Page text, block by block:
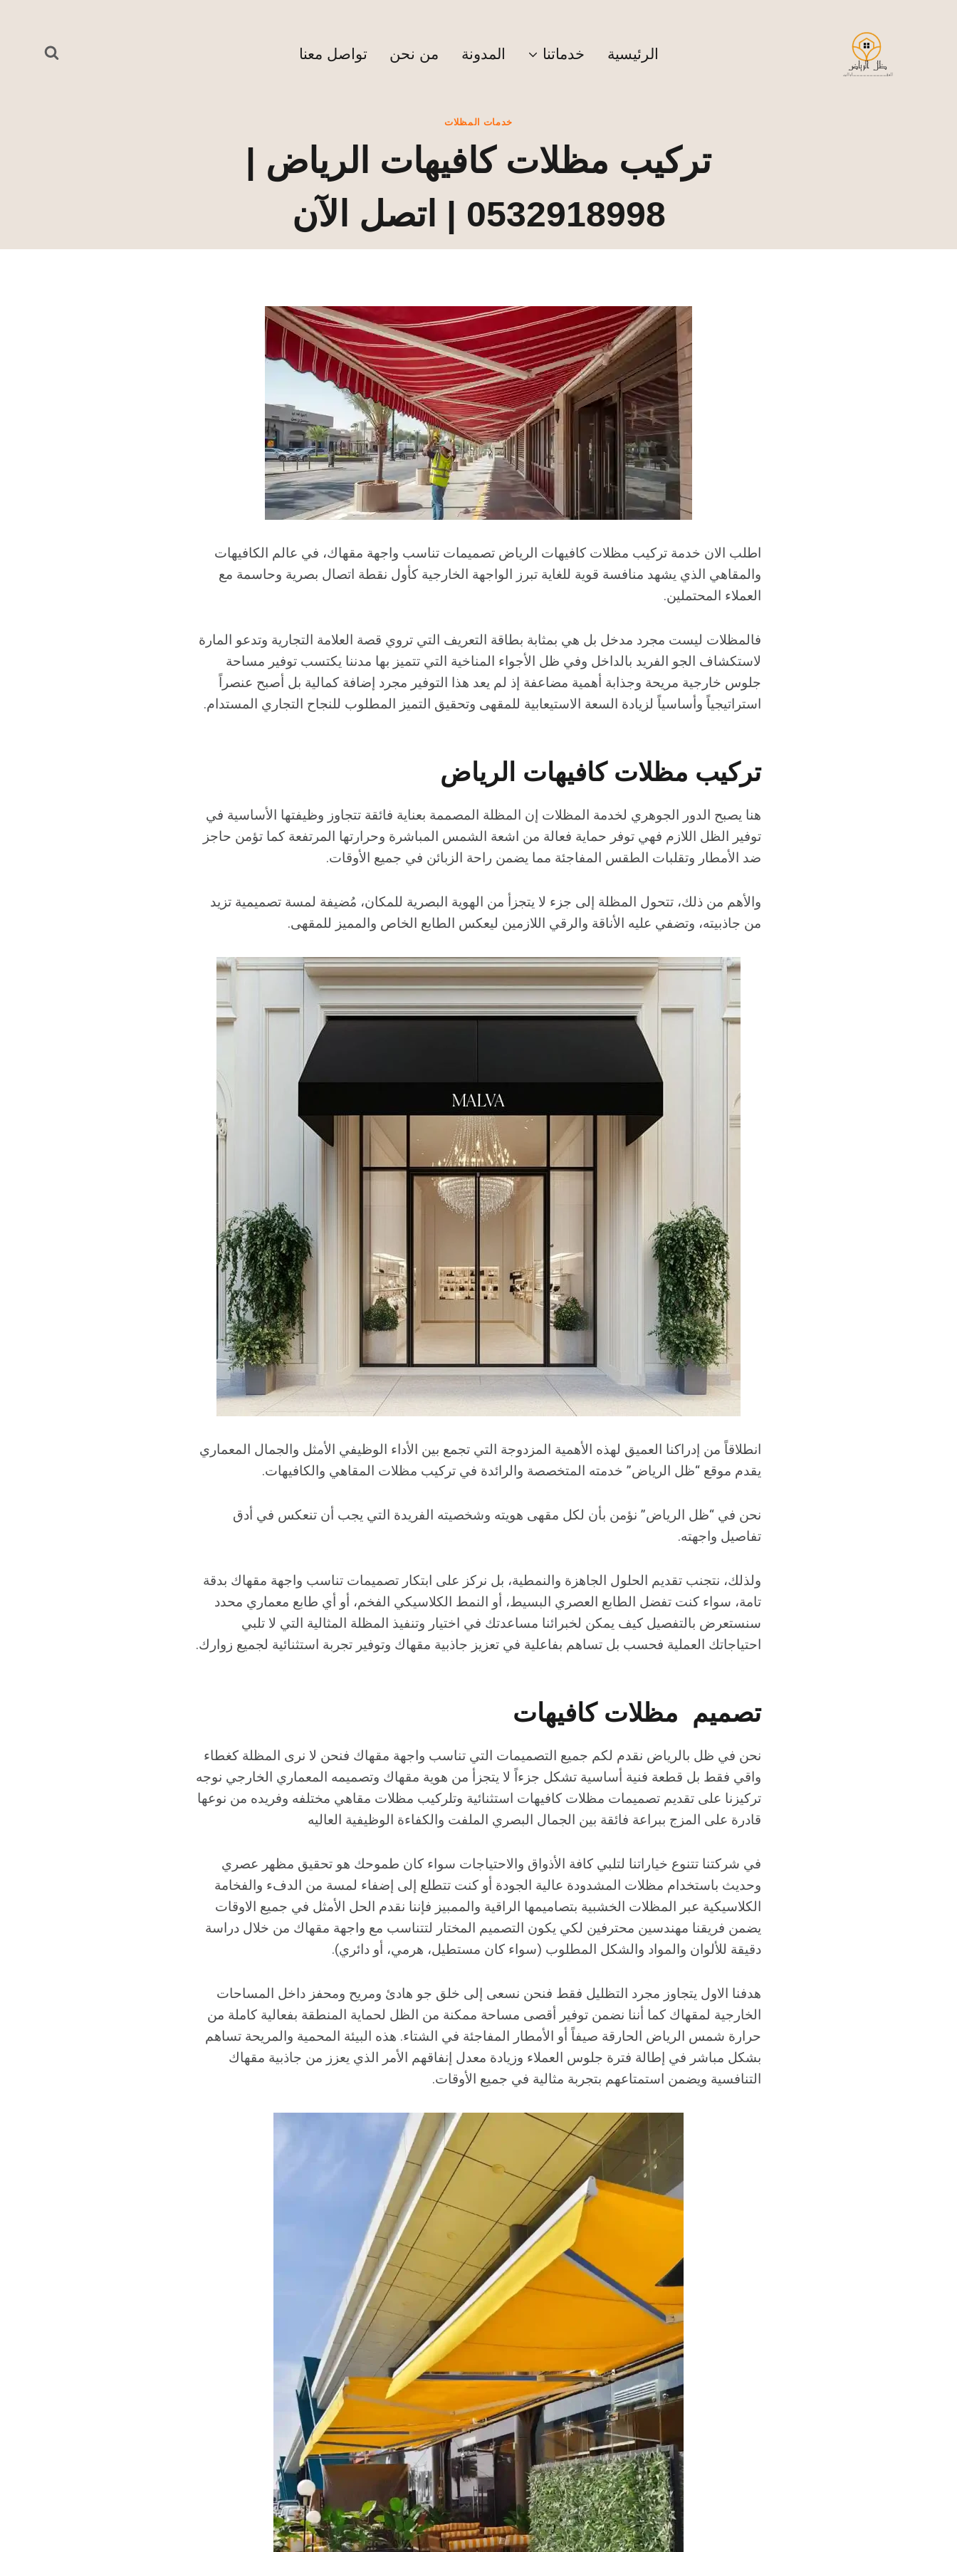
الرئيسية خدماتنا المدونة من نحن تواصل معنا
خدمات المظلات
تركيب مظلات كافيهات الرياض |
0532918998 | اتصل الآن
اطلب الان خدمة تركيب مظلات كافيهات الرياض تصميمات تناسب واجهة مقهاك، في عالم الكافيهات
والمقاهي الذي يشهد منافسة قوية للغاية تبرز الواجهة الخارجية كأول نقطة اتصال بصرية وحاسمة مع
العملاء المحتملين.
فالمظلات ليست مجرد مدخل بل هي بمثابة بطاقة التعريف التي تروي قصة العلامة التجارية وتدعو المارة
لاستكشاف الجو الفريد بالداخل وفي ظل الأجواء المناخية التي تتميز بها مدننا يكتسب توفير مساحة
جلوس خارجية مريحة وجذابة أهمية مضاعفة إذ لم يعد هذا التوفير مجرد إضافة كمالية بل أصبح عنصراً
استراتيجياً وأساسياً لزيادة السعة الاستيعابية للمقهى وتحقيق التميز المطلوب للنجاح التجاري المستدام.
تركيب مظلات كافيهات الرياض
هنا يصبح الدور الجوهري لخدمة المظلات إن المظلة المصممة بعناية فائقة تتجاوز وظيفتها الأساسية في
توفير الظل اللازم فهي توفر حماية فعالة من اشعة الشمس المباشرة وحرارتها المرتفعة كما تؤمن حاجز
ضد الأمطار وتقلبات الطقس المفاجئة مما يضمن راحة الزبائن في جميع الأوقات.
والأهم من ذلك، تتحول المظلة إلى جزء لا يتجزأ من الهوية البصرية للمكان، مُضيفة لمسة تصميمية تزيد
من جاذبيته، وتضفي عليه الأناقة والرقي اللازمين ليعكس الطابع الخاص والمميز للمقهى.
انطلاقاً من إدراكنا العميق لهذه الأهمية المزدوجة التي تجمع بين الأداء الوظيفي الأمثل والجمال المعماري
يقدم موقع “ظل الرياض” خدمته المتخصصة والرائدة في تركيب مظلات المقاهي والكافيهات.
نحن في “ظل الرياض” نؤمن بأن لكل مقهى هويته وشخصيته الفريدة التي يجب أن تنعكس في أدق
تفاصيل واجهته.
ولذلك، نتجنب تقديم الحلول الجاهزة والنمطية، بل نركز على ابتكار تصميمات تناسب واجهة مقهاك بدقة
تامة، سواء كنت تفضل الطابع العصري البسيط، أو النمط الكلاسيكي الفخم، أو أي طابع معماري محدد
سنستعرض بالتفصيل كيف يمكن لخبرائنا مساعدتك في اختيار وتنفيذ المظلة المثالية التي لا تلبي
احتياجاتك العملية فحسب بل تساهم بفاعلية في تعزيز جاذبية مقهاك وتوفير تجربة استثنائية لجميع زوارك.
تصميم مظلات كافيهات
نحن في ظل بالرياض نقدم لكم جميع التصميمات التي تناسب واجهة مقهاك فنحن لا نرى المظلة كغطاء
واقي فقط بل قطعة فنية أساسية تشكل جزءاً لا يتجزأ من هوية مقهاك وتصميمه المعماري الخارجي نوجه
تركيزنا على تقديم تصميمات مظلات كافيهات استثنائية وتلركيب مظلات مقاهي مختلفه وفريده من نوعها
قادرة على المزج ببراعة فائقة بين الجمال البصري الملفت والكفاءة الوظيفية العاليه
في شركتنا ​تتنوع خياراتنا لتلبي كافة الأذواق والاحتياجات سواء كان طموحك هو تحقيق مظهر عصري
وحديث باستخدام مظلات المشدودة عالية الجودة أو كنت تتطلع إلى إضفاء لمسة من الدفء والفخامة
الكلاسيكية عبر المظلات الخشبية بتصاميمها الراقية والممبيز فإننا نقدم الحل الأمثل في جميع الاوقات
يضمن فريقنا مهندسين محترفين لكي يكون التصميم المختار لتتناسب مع واجهة مقهاك من خلال دراسة
دقيقة للألوان والمواد والشكل المطلوب (سواء كان مستطيل، هرمي، أو دائري).
​هدفنا الاول يتجاوز مجرد التظليل فقط فنحن نسعى إلى خلق جو هادئ ومريح ومحفز داخل المساحات
الخارجية لمقهاك كما أننا نضمن توفير أقصى مساحة ممكنة من الظل لحماية المنطقة بفعالية كاملة من
حرارة شمس الرياض الحارقة صيفاً أو الأمطار المفاجئة في الشتاء. هذه البيئة المحمية والمريحة تساهم
بشكل مباشر في إطالة فترة جلوس العملاء وزيادة معدل إنفاقهم الأمر الذي يعزز من جاذبية مقهاك
التنافسية ويضمن استمتاعهم بتجربة مثالية في جميع الأوقات.